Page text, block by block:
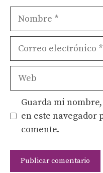
Nombre
Correo
Web
Guarda mi
en este navegador
comente.